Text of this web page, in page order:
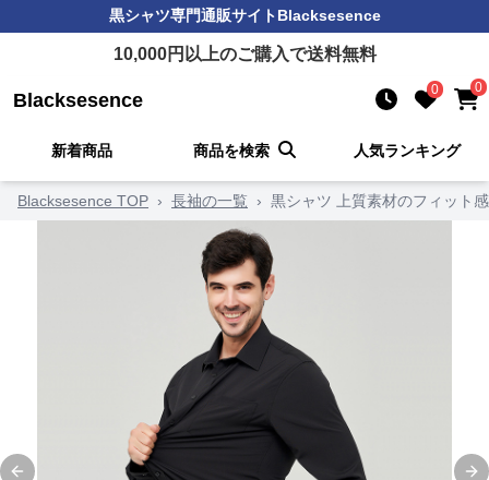
黒シャツ専門通販サイトBlacksesence
10,000円以上のご購入で送料無料
Blacksesence 0 0
新着商品 商品を検索 人気ランキング
Blacksesence TOP › 長袖の一覧 › 黒シャツ 上質素材のフィット